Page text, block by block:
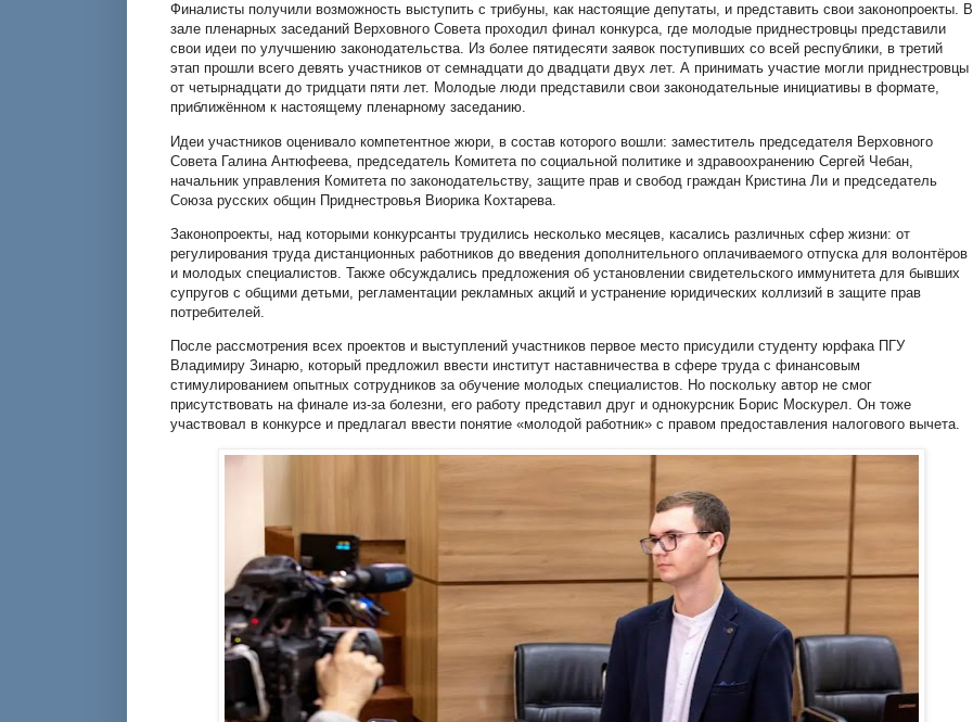
Финалисты получили возможность выступить с трибуны, как настоящие депутаты, и представить свои законопроекты. В
зале пленарных заседаний Верховного Совета проходил финал конкурса, где молодые приднестровцы представили
свои идеи по улучшению законодательства. Из более пятидесяти заявок поступивших со всей республики, в третий
этап прошли всего девять участников от семнадцати до двадцати двух лет. А принимать участие могли приднестровцы
от четырнадцати до тридцати пяти лет. Молодые люди представили свои законодательные инициативы в формате,
приближённом к настоящему пленарному заседанию.
Идеи участников оценивало компетентное жюри, в состав которого вошли: заместитель председателя Верховного
Совета Галина Антюфеева, председатель Комитета по социальной политике и здравоохранению Сергей Чебан,
начальник управления Комитета по законодательству, защите прав и свобод граждан Кристина Ли и председатель
Союза русских общин Приднестровья Виорика Кохтарева.
Законопроекты, над которыми конкурсанты трудились несколько месяцев, касались различных сфер жизни: от
регулирования труда дистанционных работников до введения дополнительного оплачиваемого отпуска для волонтёров
и молодых специалистов. Также обсуждались предложения об установлении свидетельского иммунитета для бывших
супругов с общими детьми, регламентации рекламных акций и устранение юридических коллизий в защите прав
потребителей.
После рассмотрения всех проектов и выступлений участников первое место присудили студенту юрфака ПГУ
Владимиру Зинарю, который предложил ввести институт наставничества в сфере труда с финансовым
стимулированием опытных сотрудников за обучение молодых специалистов. Но поскольку автор не смог
присутствовать на финале из-за болезни, его работу представил друг и однокурсник Борис Москурел. Он тоже
участвовал в конкурсе и предлагал ввести понятие «молодой работник» с правом предоставления налогового вычета.